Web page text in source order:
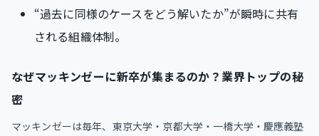
“過去に同様のケースをどう解いたか”が瞬時に共有
される組織体制。
なぜマッキンゼーに新卒が集まるのか？業界トップの秘
密
マッキンゼーは毎年、東京大学・京都大学・一橋大学・慶應義塾